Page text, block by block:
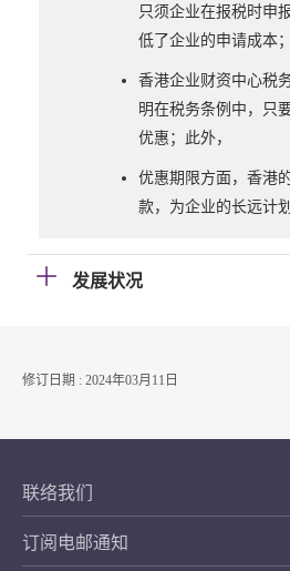
只须企业在报税时申
低了企业的申请成本；
香港企业财资中心税
明在税务条例中，只
优惠；此外，
优惠期限方面，香港
款，为企业的长远计
发展状况
修订日期 : 2024年03月11日
联络我们
订阅电邮通知